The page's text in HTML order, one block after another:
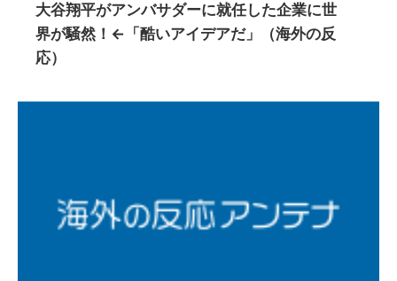
大谷翔平がアンバサダーに就任した企業に世
界が騒然！←「酷いアイデアだ」（海外の反
応）